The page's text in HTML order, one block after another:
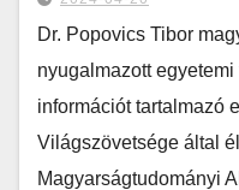
Dr. Popovics Tibor
nyugalmazott
információt tartalmazó
Világszövetsége által
Magyarságtudományi